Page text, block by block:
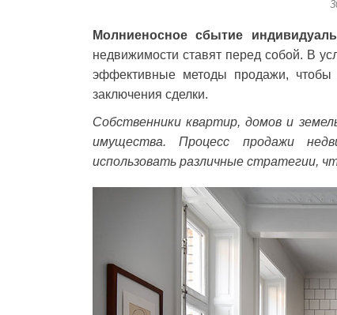
Молниеносное сбытие
недвижимости ставят перед собой. В
эффективные методы продажи, чтобы
заключения сделки.
Собственники квартир, домов и
имущества. Процесс продажи
использовать различные стратегии,